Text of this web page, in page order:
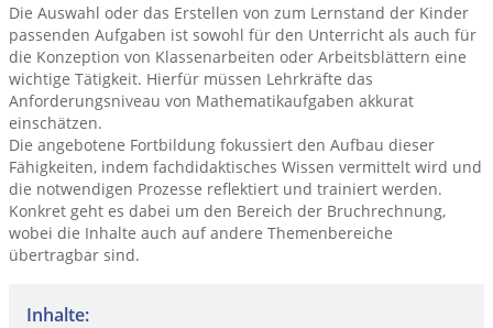
Die Auswahl oder das Erstellen von zum Lernstand der Kinder
passenden Aufgaben ist sowohl für den Unterricht als auch für
die Konzeption von Klassenarbeiten oder Arbeitsblättern eine
wichtige Tätigkeit. Hierfür müssen Lehrkräfte das
Anforderungsniveau von Mathematikaufgaben akkurat
einschätzen.
Die angebotene Fortbildung fokussiert den Aufbau dieser
Fähigkeiten, indem fachdidaktisches Wissen vermittelt wird und
die notwendigen Prozesse reflektiert und trainiert werden.
Konkret geht es dabei um den Bereich der Bruchrechnung,
wobei die Inhalte auch auf andere Themenbereiche
übertragbar sind.
Inhalte: